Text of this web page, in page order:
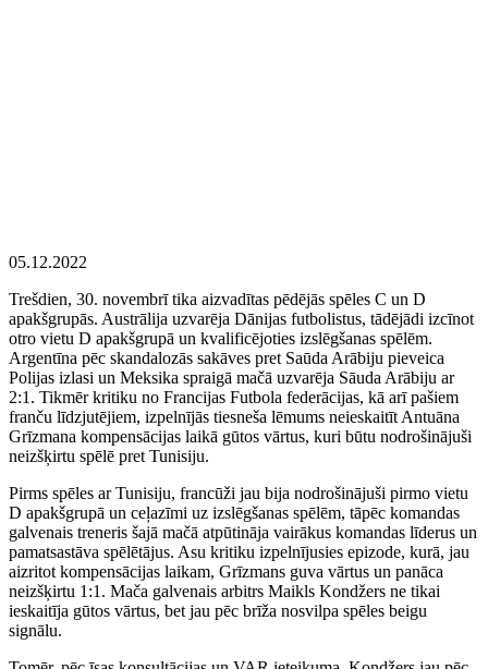
05.12.2022
Trešdien, 30. novembrī tika aizvadītas pēdējās spēles C un D
apakšgrupās. Austrālija uzvarēja Dānijas futbolistus, tādējādi izcīnot
otro vietu D apakšgrupā un kvalificējoties izslēgšanas spēlēm.
Argentīna pēc skandalozās sakāves pret Saūda Arābiju pieveica
Polijas izlasi un Meksika spraigā mačā uzvarēja Sāuda Arābiju ar
2:1. Tikmēr kritiku no Francijas Futbola federācijas, kā arī pašiem
franču līdzjutējiem, izpelnījās tiesneša lēmums neieskaitīt Antuāna
Grīzmana kompensācijas laikā gūtos vārtus, kuri būtu nodrošinājuši
neizšķirtu spēlē pret Tunisiju.
Pirms spēles ar Tunisiju, francūži jau bija nodrošinājuši pirmo vietu
D apakšgrupā un ceļazīmi uz izslēgšanas spēlēm, tāpēc komandas
galvenais treneris šajā mačā atpūtināja vairākus komandas līderus un
pamatsastāva spēlētājus. Asu kritiku izpelnījusies epizode, kurā, jau
aizritot kompensācijas laikam, Grīzmans guva vārtus un panāca
neizšķirtu 1:1. Mača galvenais arbitrs Maikls Kondžers ne tikai
ieskaitīja gūtos vārtus, bet jau pēc brīža nosvilpa spēles beigu
signālu.